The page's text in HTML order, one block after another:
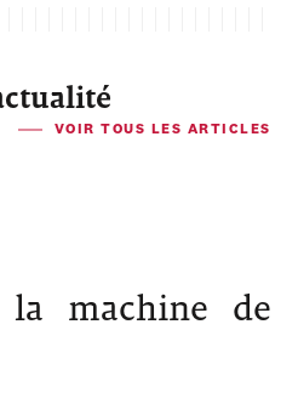
VOIR TOUS LES ARTICLES
machine de